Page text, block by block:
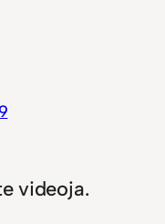
videoja.